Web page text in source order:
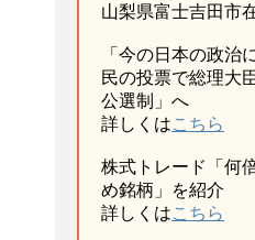
山梨県富士吉田市
「今の日本の政
民の投票で総理大
公選制」へ
詳しくはこちら
株式トレード「何
め銘柄」を紹介
詳しくはこちら